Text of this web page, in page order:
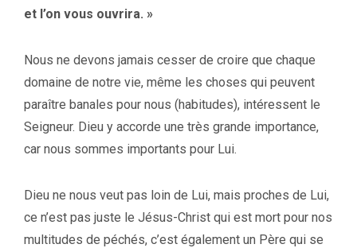
et l’on vous ouvrira. »
Nous ne devons jamais cesser de croire que chaque
domaine de notre vie, même les choses qui peuvent
paraître banales pour nous (habitudes), intéressent le
Seigneur. Dieu y accorde une très grande importance,
car nous sommes importants pour Lui.
Dieu ne nous veut pas loin de Lui, mais proches de Lui,
ce n’est pas juste le Jésus-Christ qui est mort pour nos
multitudes de péchés, c’est également un Père qui se